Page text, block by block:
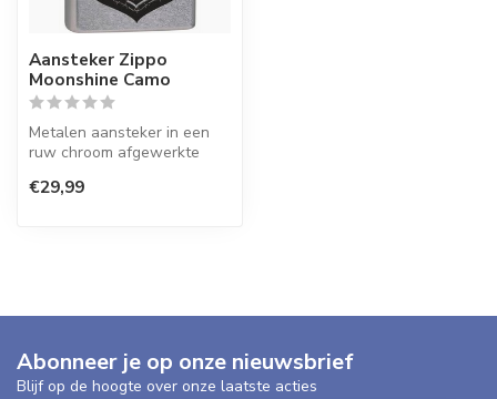
Aansteker Zippo
Moonshine Camo
Metalen aansteker in een
ruw chroom afgewerkte
met ee...
€29,99
Abonneer je op onze nieuwsbrief
Blijf op de hoogte over onze laatste acties